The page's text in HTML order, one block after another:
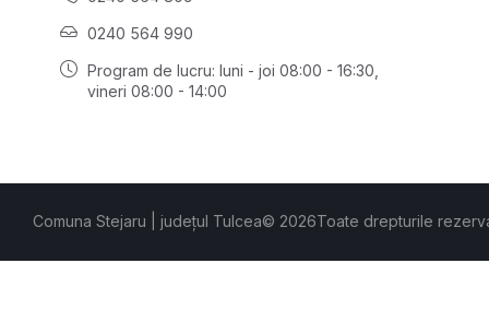
0240 564 990
Program de lucru: luni - joi 08:00 - 16:30,
vineri 08:00 - 14:00
Comuna Stejaru | județul Tulcea© 2026Toate drepturile